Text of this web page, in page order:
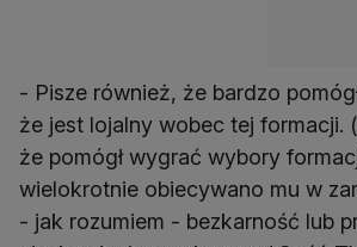
- Pisze również, że bardzo
że jest lojalny wobec tej formacji.
że pomógł wygrać wybory
wielokrotnie obiecywano mu w
- jak rozumiem - bezkarność lub